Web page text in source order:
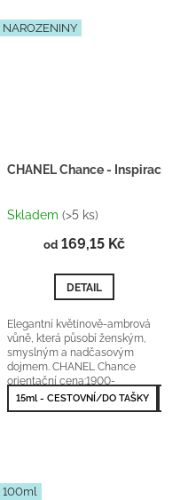
- NEJPRODÁVANĚJŠÍ
NAROZENINY
CHANEL Chance - Inspirace
hodnocení
je
z
5
Skladem (>5 ks)
od 169,15 Kč
DETAIL
Elegantní květinově-ambrová
vůně, která působí ženským,
smyslným a nadčasovým
dojmem. CHANEL Chance
orientační cena:1900-
2900Kč/50ml 25 % vonné
esence
15ml - CESTOVNÍ/DO TAŠKY
100ml